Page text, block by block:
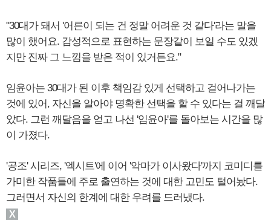
"30대가 돼서 '어른이 되는 건 정말 어려운 것 같다'라는 말을
많이 했어요. 감성적으로 표현하는 문장같이 보일 수도 있겠
지만 진짜 그 느낌을 받은 적이 있거든요."
임윤아는 30대가 된 이후 책임감 있게 선택하고 걸어나가는
것에 있어, 자신을 알아야 명확한 선택을 할 수 있다는 걸 깨달
았다. 그런 깨달음을 얻고 나선 '임윤아'를 돌아보는 시간을 많
이 가졌다.
'공조' 시리즈, '엑시트'에 이어 '악마가 이사왔다'까지 코미디를
가미한 작품들에 주로 출연하는 것에 대한 고민도 털어놨다.
그러면서 자신의 한계에 대한 우려를 드러냈다.
X